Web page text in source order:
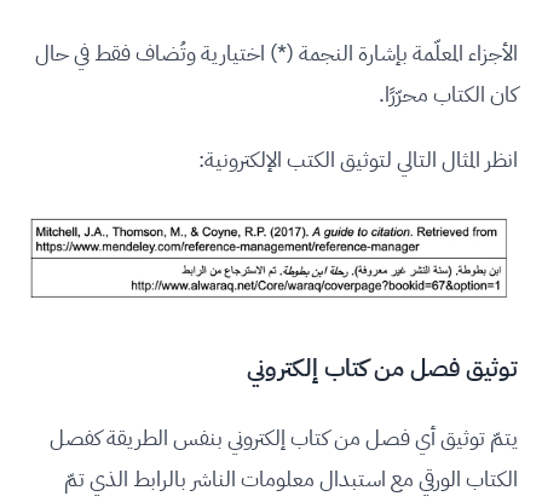
الأجزاء المعلّمة بإشارة النجمة (*) اختيارية وتُضاف فقط في حال
كان الكتاب محرّرًا.
انظر المثال التالي لتوثيق الكتب الإلكترونية:
توثيق فصل من كتاب إلكتروني
يتمّ توثيق أي فصل من كتاب إلكتروني بنفس الطريقة كفصل
الكتاب الورقي مع استبدال معلومات الناشر بالرابط الذي تمّ